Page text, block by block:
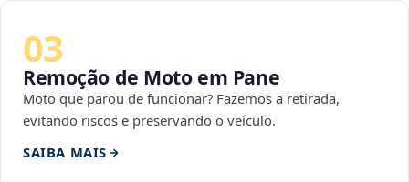
03
Remoção de Moto em Pane
Moto que parou de funcionar? Fazemos a retirada,
evitando riscos e preservando o veículo.
SAIBA MAIS